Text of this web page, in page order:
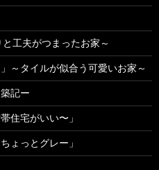
と工夫がつまったお家～
～タイルが似合う可愛いお家～
記ー
住宅がいい〜」
ょっとグレー」